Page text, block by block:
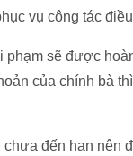
vụ công tác
sẽ được
của chính bà
đến hạn nên